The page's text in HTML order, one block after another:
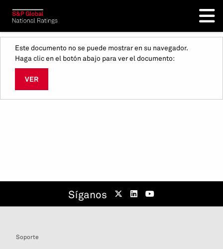
Este documento no se puede mostrar en su navegador.
Haga clic en el botón abajo para ver el documento:
VER
Síganos
Soporte